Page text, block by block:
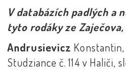
V databázích padlých a
tyto rodáky ze Zaječova,
Andrusievicz Konstantin,
Studziance č. 114 v Haliči,